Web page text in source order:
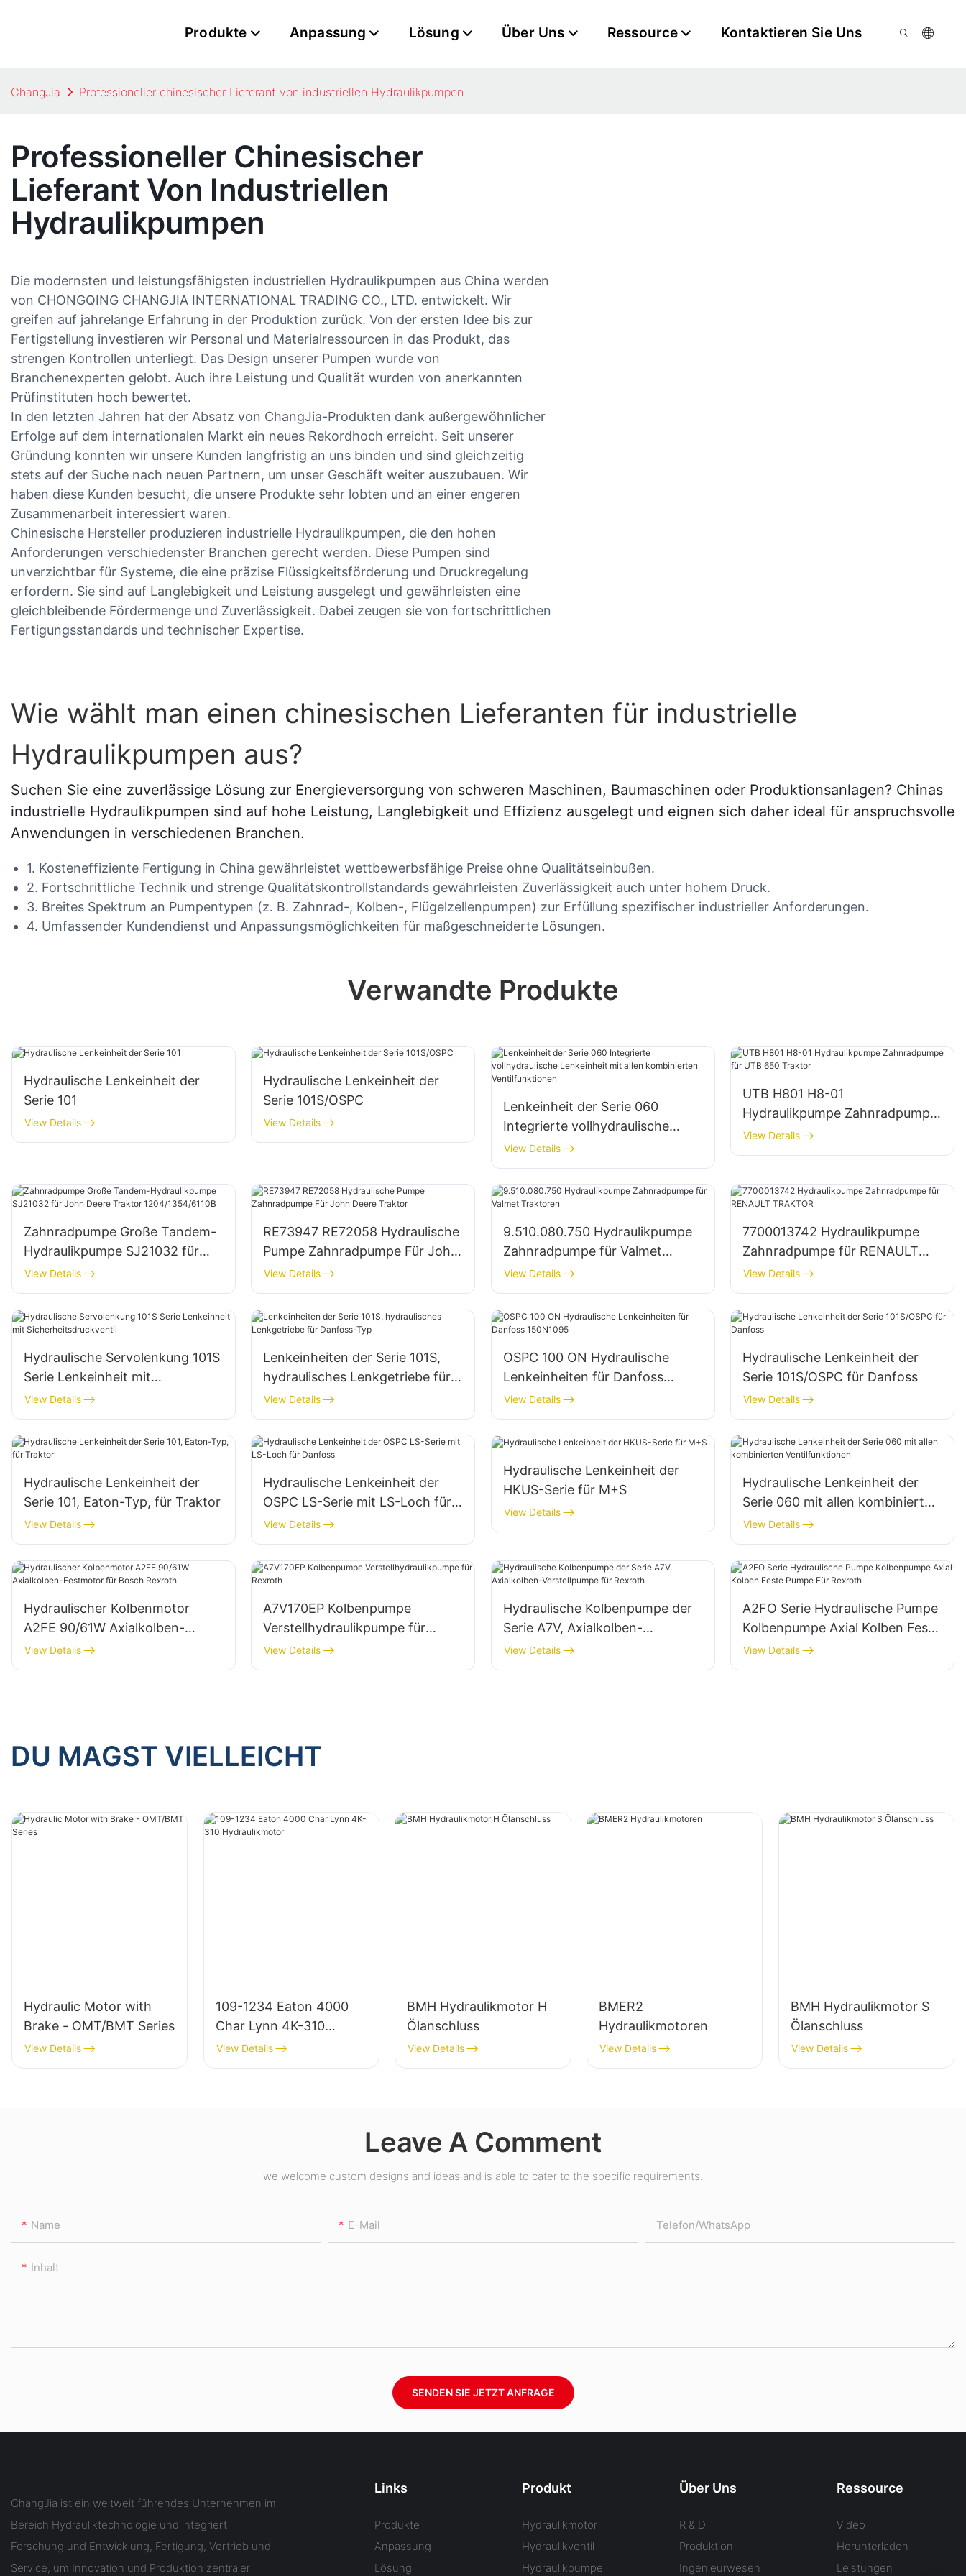
Produkte Anpassung Lösung Über Uns Ressource Kontaktieren Sie Uns
ChangJia Professioneller chinesischer Lieferant von industriellen Hydraulikpumpen
Professioneller Chinesischer
Lieferant Von Industriellen
Hydraulikpumpen
Die modernsten und leistungsfähigsten industriellen Hydraulikpumpen aus China werden
von CHONGQING CHANGJIA INTERNATIONAL TRADING CO., LTD. entwickelt. Wir
greifen auf jahrelange Erfahrung in der Produktion zurück. Von der ersten Idee bis zur
Fertigstellung investieren wir Personal und Materialressourcen in das Produkt, das
strengen Kontrollen unterliegt. Das Design unserer Pumpen wurde von
Branchenexperten gelobt. Auch ihre Leistung und Qualität wurden von anerkannten
Prüfinstituten hoch bewertet.
In den letzten Jahren hat der Absatz von ChangJia-Produkten dank außergewöhnlicher
Erfolge auf dem internationalen Markt ein neues Rekordhoch erreicht. Seit unserer
Gründung konnten wir unsere Kunden langfristig an uns binden und sind gleichzeitig
stets auf der Suche nach neuen Partnern, um unser Geschäft weiter auszubauen. Wir
haben diese Kunden besucht, die unsere Produkte sehr lobten und an einer engeren
Zusammenarbeit interessiert waren.
Chinesische Hersteller produzieren industrielle Hydraulikpumpen, die den hohen
Anforderungen verschiedenster Branchen gerecht werden. Diese Pumpen sind
unverzichtbar für Systeme, die eine präzise Flüssigkeitsförderung und Druckregelung
erfordern. Sie sind auf Langlebigkeit und Leistung ausgelegt und gewährleisten eine
gleichbleibende Fördermenge und Zuverlässigkeit. Dabei zeugen sie von fortschrittlichen
Fertigungsstandards und technischer Expertise.
Wie wählt man einen chinesischen Lieferanten für industrielle
Hydraulikpumpen aus?
Suchen Sie eine zuverlässige Lösung zur Energieversorgung von schweren Maschinen, Baumaschinen oder Produktionsanlagen? Chinas
industrielle Hydraulikpumpen sind auf hohe Leistung, Langlebigkeit und Effizienz ausgelegt und eignen sich daher ideal für anspruchsvolle
Anwendungen in verschiedenen Branchen.
1. Kosteneffiziente Fertigung in China gewährleistet wettbewerbsfähige Preise ohne Qualitätseinbußen.
2. Fortschrittliche Technik und strenge Qualitätskontrollstandards gewährleisten Zuverlässigkeit auch unter hohem Druck.
3. Breites Spektrum an Pumpentypen (z. B. Zahnrad-, Kolben-, Flügelzellenpumpen) zur Erfüllung spezifischer industrieller Anforderungen.
4. Umfassender Kundendienst und Anpassungsmöglichkeiten für maßgeschneiderte Lösungen.
Verwandte Produkte
Hydraulische Lenkeinheit der
Serie 101
View Details
Hydraulische Lenkeinheit der
Serie 101S/OSPC
View Details
Lenkeinheit der Serie 060
Integrierte vollhydraulische
Lenkeinheit mit allen
kombinierten Ventilfunktionen
View Details
UTB H801 H8-01
Hydraulikpumpe Zahnradpumpe
für UTB 650 Traktor
View Details
Zahnradpumpe Große Tandem-
Hydraulikpumpe SJ21032 für
John Deere Traktor
1204/1354/6110B
View Details
RE73947 RE72058 Hydraulische
Pumpe Zahnradpumpe Für John
Deere Traktor
View Details
9.510.080.750 Hydraulikpumpe
Zahnradpumpe für Valmet
Traktoren
View Details
7700013742 Hydraulikpumpe
Zahnradpumpe für RENAULT
TRAKTOR
View Details
Hydraulische Servolenkung 101S
Serie Lenkeinheit mit
Sicherheitsdruckventil
View Details
Lenkeinheiten der Serie 101S,
hydraulisches Lenkgetriebe für
Danfoss-Typ
View Details
OSPC 100 ON Hydraulische
Lenkeinheiten für Danfoss
150N1095
View Details
Hydraulische Lenkeinheit der
Serie 101S/OSPC für Danfoss
View Details
Hydraulische Lenkeinheit der
Serie 101, Eaton-Typ, für Traktor
View Details
Hydraulische Lenkeinheit der
OSPC LS-Serie mit LS-Loch für
Danfoss
View Details
Hydraulische Lenkeinheit der
HKUS-Serie für M+S
View Details
Hydraulische Lenkeinheit der
Serie 060 mit allen kombinierten
Ventilfunktionen
View Details
Hydraulischer Kolbenmotor
A2FE 90/61W Axialkolben-
Festmotor für Bosch Rexroth
View Details
A7V170EP Kolbenpumpe
Verstellhydraulikpumpe für
Rexroth
View Details
Hydraulische Kolbenpumpe der
Serie A7V, Axialkolben-
Verstellpumpe für Rexroth
View Details
A2FO Serie Hydraulische Pumpe
Kolbenpumpe Axial Kolben Feste
Pumpe Für Rexroth
View Details
DU MAGST VIELLEICHT
Hydraulic Motor with
Brake - OMT/BMT Series
View Details
109-1234 Eaton 4000
Char Lynn 4K-310
Hydraulikmotor
View Details
BMH Hydraulikmotor H
Ölanschluss
View Details
BMER2
Hydraulikmotoren
View Details
BMH Hydraulikmotor S
Ölanschluss
View Details
Leave A Comment
we welcome custom designs and ideas and is able to cater to the specific requirements.
Name E-Mail Telefon/WhatsApp
Inhalt
SENDEN SIE JETZT ANFRAGE
ChangJia ist ein weltweit führendes Unternehmen im
Bereich Hydrauliktechnologie und integriert
Forschung und Entwicklung, Fertigung, Vertrieb und
Service, um Innovation und Produktion zentraler
Links
Produkte
Anpassung
Lösung
Produkt
Hydraulikmotor
Hydraulikventil
Hydraulikpumpe
Über Uns
R & D
Produktion
Ingenieurwesen
Ressource
Video
Herunterladen
Leistungen